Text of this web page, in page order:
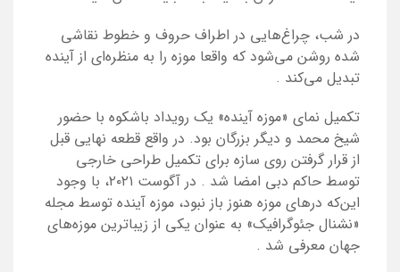
در شب، چراغ‌هایی در اطراف حروف و خطوط نقاشی
شده روشن می‌شود که واقعا موزه را به منظره‌ای از آینده
تبدیل می‌کند .
تکمیل نمای «موزه آینده» یک رویداد باشکوه با حضور
شیخ محمد و دیگر بزرگان بود. در واقع قطعه نهایی قبل
از قرار گرفتن روی سازه برای تکمیل طراحی خارجی
توسط حاکم دبی امضا شد .
در آگوست ۲۰۲۱، با وجود
این‌که درهای موزه هنوز باز نبود، موزه آینده توسط مجله
«نشنال جئوگرافیک» به عنوان یکی از زیباترین موزه‌های
جهان معرفی شد .